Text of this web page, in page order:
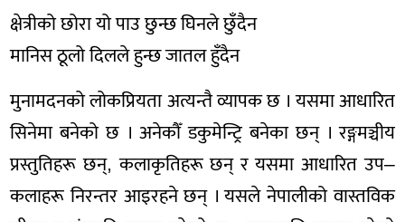
क्षेत्रीको छोरा यो पाउ छुन्छ घिनले छुँदैन
मानिस ठूलो दिलले हुन्छ जातल हुँदैन
मुनामदनको लोकप्रियता अत्यन्तै व्यापक छ । यसमा आधारित
सिनेमा बनेको छ । अनेकौँ डकुमेन्ट्रि बनेका छन् । रङ्गमञ्चीय
प्रस्तुतिहरू छन्, कलाकृतिहरू छन् र यसमा आधारित उप–
कलाहरू निरन्तर आइरहने छन् । यसले नेपालीको वास्तविक